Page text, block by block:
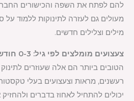
להם לפתח את השפה והכישורים
מעולים גם לעזרה לתינוקות ללמוד על
מילים וצלילים חדשים.
צעצועים מומלצים לפי גיל: 0-3 חודשים:
הטובים ביותר הם אלה שעוזרים
רעשנים, מראות וצעצועים בעלי
יכולים להתחיל לאחוז בדברים